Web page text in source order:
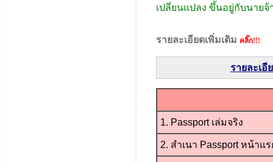
เปลี่ยนแปลง ขึ้นอยู่กับนาย
รายละเอียดเพิ่มเติม คลิ๊ก!!!
รายละเอี
1. Passport เล่มจริง
2. สำเนา Passport หน้า